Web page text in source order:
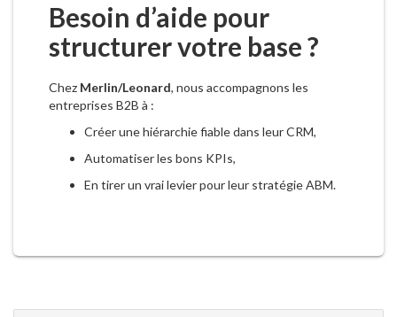
Besoin d’aide pour
structurer votre base ?
Chez Merlin/Leonard, nous accompagnons les
entreprises B2B à :
Créer une hiérarchie fiable dans leur CRM,
Automatiser les bons KPIs,
En tirer un vrai levier pour leur stratégie ABM.